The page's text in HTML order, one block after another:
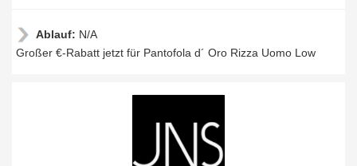
Ablauf: N/A
Großer €-Rabatt jetzt für Pantofola d´ Oro Rizza Uomo Low